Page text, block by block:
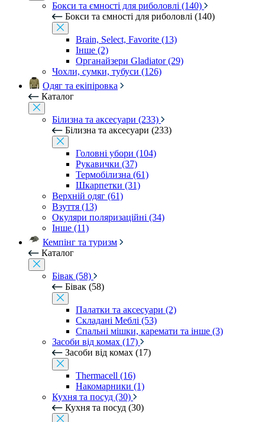
Бокси та ємності для риболовлі (140)
Бокси та ємності для риболовлі (140)
Brain, Select, Favorite (13)
Інше (2)
Органайзери Gladiator (29)
Чохли, сумки, тубуси (126)
Одяг та екіпіровка
Каталог
Білизна та аксесуари (233)
Білизна та аксесуари (233)
Головні убори (104)
Рукавички (37)
Термобілизна (61)
Шкарпетки (31)
Верхній одяг (61)
Взуття (13)
Окуляри поляризаційні (34)
Інше (11)
Кемпінг та туризм
Каталог
Бівак (58)
Бівак (58)
Палатки та аксесуари (2)
Складані Меблі (53)
Спальні мішки, каремати та інше (3)
Засоби від комах (17)
Засоби від комах (17)
Thermacell (16)
Накомарники (1)
Кухня та посуд (30)
Кухня та посуд (30)